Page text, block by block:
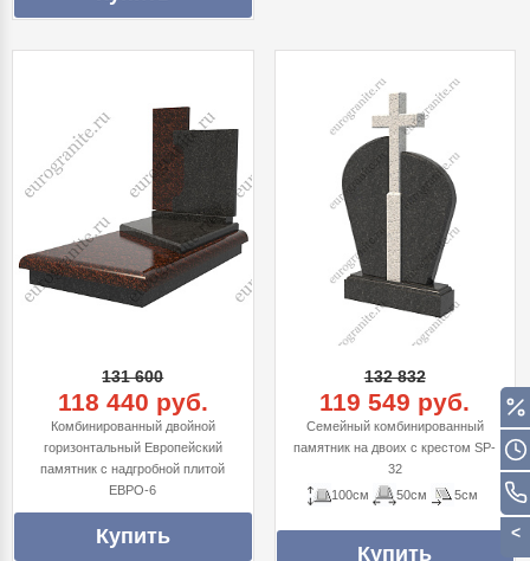
131 600
118 440 руб.
Комбинированный двойной
горизонтальный Европейский
памятник с надгробной плитой
ЕВРО-6
132 832
119 549 руб.
Семейный комбинированный
памятник на двоих с крестом SP-
32
100см
50см 5см